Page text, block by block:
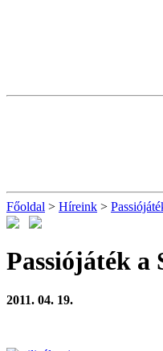
Főoldal > Híreink >
Passiójáték a
2011. 04. 19.